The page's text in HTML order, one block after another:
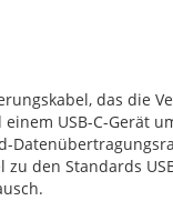
das die
USB-C-Gerät
den Standards